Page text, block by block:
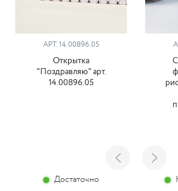
АРТ. 14.00896.05
Открытка
"Поздравляю" арт.
14.00896.05
Достаточно